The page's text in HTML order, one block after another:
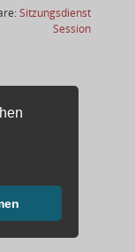
Sitzungsdienst
Session(Wird in